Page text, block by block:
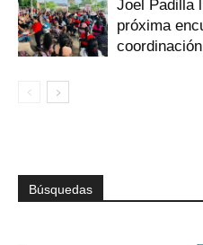
Joel Padilla
próxima
Búsquedas